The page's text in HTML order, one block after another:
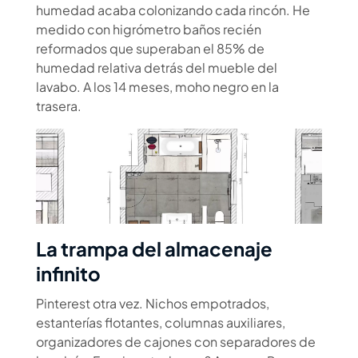
humedad acaba colonizando cada rincón. He
medido con higrómetro baños recién
reformados que superaban el 85% de
humedad relativa detrás del mueble del
lavabo. A los 14 meses, moho negro en la
trasera.
La trampa del almacenaje
infinito
Pinterest otra vez. Nichos empotrados,
estanterías flotantes, columnas auxiliares,
organizadores de cajones con separadores de